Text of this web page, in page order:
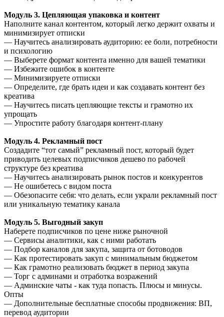
Модуль 3. Цепляющая упаковка и контент
Наполните канал контентом, который легко держит охваты и
минимизирует отписки
— Научитесь анализировать аудиторию: ее боли, потребности
и психологию
— Выберете формат контента именно для вашей тематики
— Избежите ошибок в контенте
— Минимизируете отписки
— Определите, где брать идеи и как создавать контент без
креатива
— Научитесь писать цепляющие тексты и грамотно их
упрощать
— Упростите работу благодаря контент-плану
Модуль 4. Рекламный пост
Создадите “тот самый” рекламный пост, который будет
приводить целевых подписчиков дешево по рабочей
структуре без креатива
— Научитесь анализировать рынок постов и конкурентов
— Не ошибетесь с видом поста
— Обезопасите себя: что делать, если украли рекламный пост
или уникальную тематику канала
Модуль 5. Выгодный закуп
Наберете подписчиков по цене ниже рыночной
— Сервисы аналитики, как с ними работать
— Подбор каналов для закупа, защита от ботоводов
— Как протестировать закуп с минимальным бюджетом
— Как грамотно реализовать бюджет в период закупа
— Торг с админами и отработка возражений
— Админские чаты - как туда попасть. Плюсы и минусы.
Опты
— Дополнительные бесплатные способы продвижения: ВП,
перевод аудитории